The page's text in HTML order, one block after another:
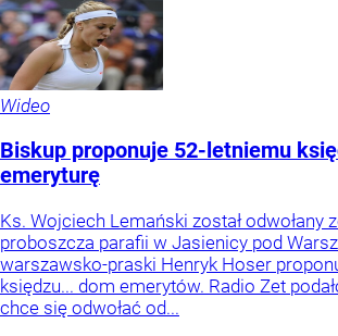
Wideo
Biskup proponuje 52-letniemu
emeryturę
Ks. Wojciech Lemański został odwołany
proboszcza parafii w Jasienicy pod
warszawsko-praski Henryk Hoser
księdzu... dom emerytów. Radio Zet
chce się odwołać od...